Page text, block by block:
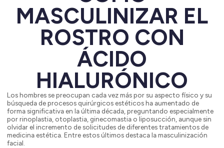
MASCULINIZAR EL
ROSTRO CON
ÁCIDO
HIALURÓNICO
Los hombres se preocupan cada vez más por su aspecto físico y su
búsqueda de procesos quirúrgicos estéticos ha aumentado de
forma significativa en la última década, preguntando especialmente
por rinoplastia, otoplastia, ginecomastia o liposucción, aunque sin
olvidar el incremento de solicitudes de diferentes tratamientos de
medicina estética. Entre estos últimos destaca la masculinización
facial.